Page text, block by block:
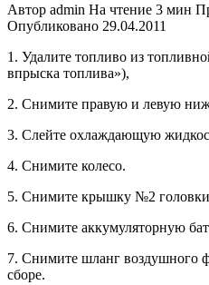
Автор admin На чтение 3 мин
Опубликовано 29.04.2011
1. Удалите топливо из
впрыска то­плива»),
2. Снимите правую и левую
3. Слейте охлаждающую
4. Снимите колесо.
5. Снимите крышку №2
6. Снимите аккумуляторную
7. Снимите шланг воздушного
сборе.